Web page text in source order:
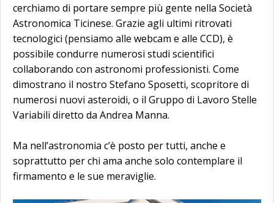
cerchiamo di portare sempre più gente nella Società
Astronomica Ticinese. Grazie agli ultimi ritrovati
tecnologici (pensiamo alle webcam e alle CCD), è
possibile condurre numerosi studi scientifici
collaborando con astronomi professionisti. Come
dimostrano il nostro Stefano Sposetti, scopritore di
numerosi nuovi asteroidi, o il Gruppo di Lavoro Stelle
Variabili diretto da Andrea Manna.
Ma nell’astronomia c’è posto per tutti, anche e
soprattutto per chi ama anche solo contemplare il
firmamento e le sue meraviglie.